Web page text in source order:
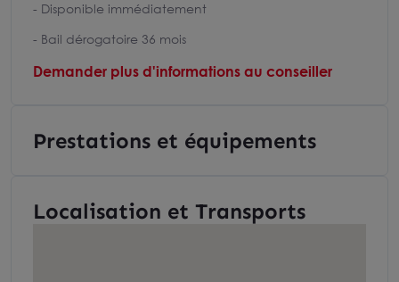
- Disponible immédiatement
- Bail dérogatoire 36 mois
Demander plus d'informations au conseiller
Prestations et équipements
Localisation et Transports